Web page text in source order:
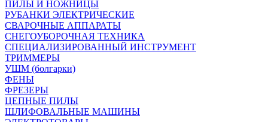
ПИЛЫ И НОЖНИЦЫ
РУБАНКИ ЭЛЕКТРИЧЕСКИЕ
СВАРОЧНЫЕ АППАРАТЫ
СНЕГОУБОРОЧНАЯ ТЕХНИКА
СПЕЦИАЛИЗИРОВАННЫЙ ИНСТРУМЕНТ
ТРИММЕРЫ
УШМ (болгарки)
ФЕНЫ
ФРЕЗЕРЫ
ЦЕПНЫЕ ПИЛЫ
ШЛИФОВАЛЬНЫЕ МАШИНЫ